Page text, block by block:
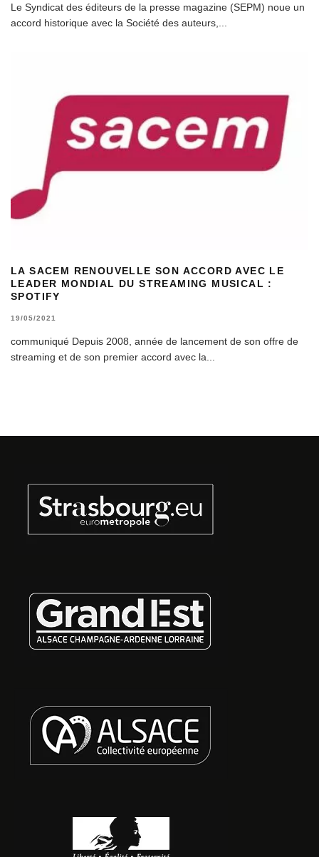
Le Syndicat des éditeurs de la presse magazine (SEPM) noue un
accord historique avec la Société des auteurs,
LA SACEM RENOUVELLE SON ACCORD AVEC LE
LEADER MONDIAL DU STREAMING MUSICAL :
SPOTIFY
19/05/2021
communiqué Depuis 2008, année de lancement de son offre de
streaming et de son premier accord avec la...